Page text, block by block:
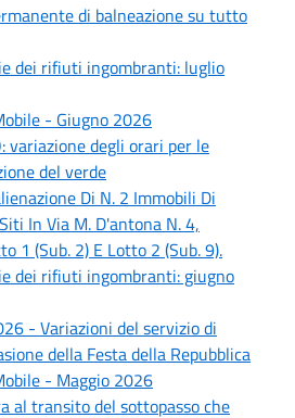
di balneazione su tutto
dei rifiuti ingombranti: luglio
- Giugno 2026
variazione degli orari per le
del verde
Di N. 2 Immobili Di
In Via M. D'antona N. 4,
1 (Sub. 2) E Lotto 2 (Sub. 9).
dei rifiuti ingombranti: giugno
- Variazioni del servizio di
della Festa della Repubblica
- Maggio 2026
al transito del sottopasso che